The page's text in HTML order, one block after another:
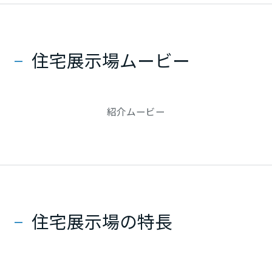
住宅展示場ムービー
紹介ムービー
住宅展示場の特長
三重県